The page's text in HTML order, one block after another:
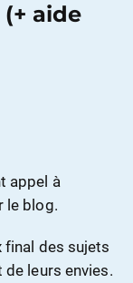
aide
appel à
le blog.
final des sujets
leurs envies.